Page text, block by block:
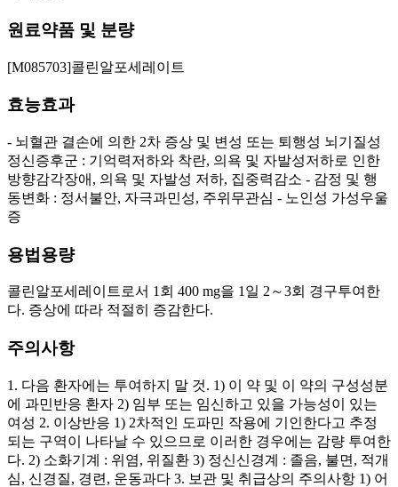
원료약품 및 분량
[M085703]콜린알포세레이트
효능효과
- 뇌혈관 결손에 의한 2차 증상 및 변성 또는 퇴행성 뇌기질성
정신증후군 : 기억력저하와 착란, 의욕 및 자발성저하로 인한
방향감각장애, 의욕 및 자발성 저하, 집중력감소 - 감정 및 행
동변화 : 정서불안, 자극과민성, 주위무관심 - 노인성 가성우울
증
용법용량
콜린알포세레이트로서 1회 400 mg을 1일 2～3회 경구투여한
다. 증상에 따라 적절히 증감한다.
주의사항
1. 다음 환자에는 투여하지 말 것. 1) 이 약 및 이 약의 구성성분
에 과민반응 환자 2) 임부 또는 임신하고 있을 가능성이 있는
여성 2. 이상반응 1) 2차적인 도파민 작용에 기인한다고 추정
되는 구역이 나타날 수 있으므로 이러한 경우에는 감량 투여한
다. 2) 소화기계 : 위염, 위질환 3) 정신신경계 : 졸음, 불면, 적개
심, 신경질, 경련, 운동과다 3. 보관 및 취급상의 주의사항 1) 어